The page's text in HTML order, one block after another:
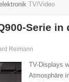
TV/Video
Serie in
Reimann
TV-Displays
Atmosphäre